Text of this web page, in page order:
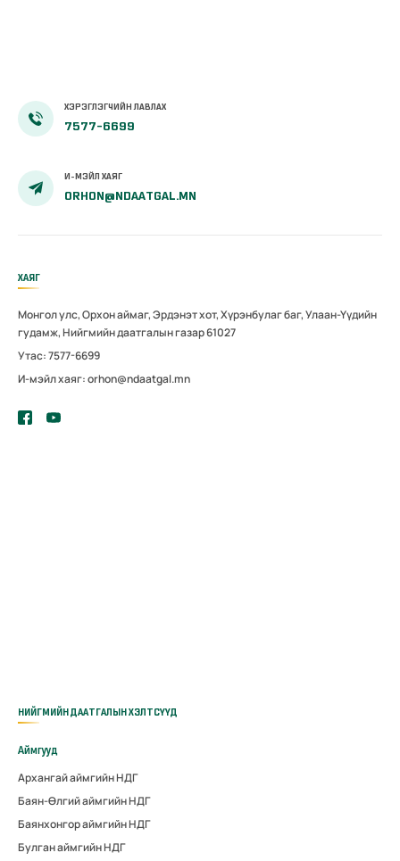
ХЭРЭГЛЭГЧИЙН ЛАВЛАХ
7577-6699
И-МЭЙЛ ХАЯГ
ORHON@NDAATGAL.MN
ХАЯГ
Монгол улс, Орхон аймаг, Эрдэнэт хот, Хүрэнбулаг баг, Улаан-Үүдийн
гудамж, Нийгмийн даатгалын газар 61027
Утас: 7577-6699
И-мэйл хаяг: orhon@ndaatgal.mn
НИЙГМИЙН ДААТГАЛЫН ХЭЛТСҮҮД
Аймгууд
Архангай аймгийн НДГ
Баян-Өлгий аймгийн НДГ
Баянхонгор аймгийн НДГ
Булган аймгийн НДГ